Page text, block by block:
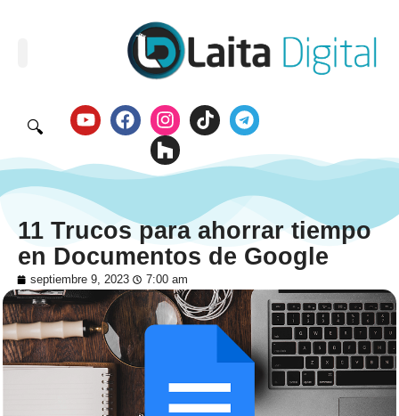
🔍
11 Trucos para ahorrar tiempo
en Documentos de Google
septiembre 9, 2023 7:00 am